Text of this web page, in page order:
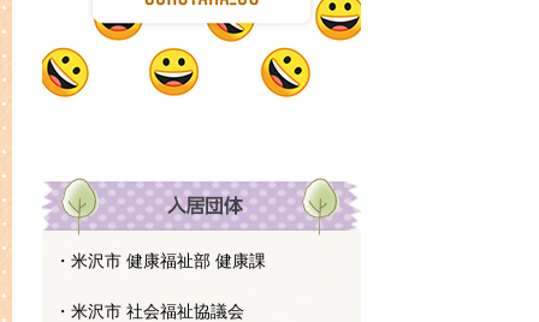
・米沢市 健康福祉部 健康課
・米沢市 社会福祉協議会